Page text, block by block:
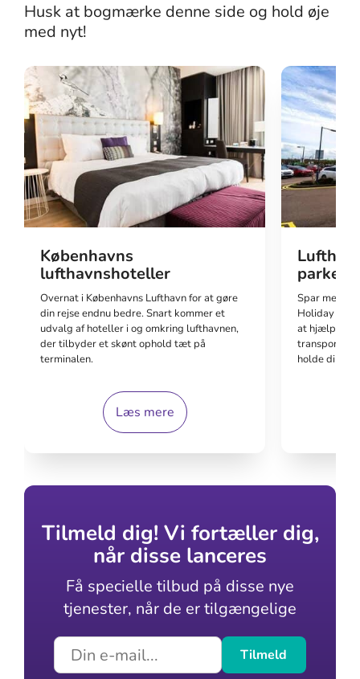
Husk at bogmærke denne side og hold øje
med nyt!
Københavns
lufthavnshoteller
Overnat i Københavns Lufthavn for at gøre
din rejse endnu bedre. Snart kommer et
udvalg af hoteller i og omkring lufthavnen,
der tilbyder et skønt ophold tæt på
terminalen.
Læs mere
Spar mere,
Holiday
at hjælpe
transportere
holde din bil
Tilmeld dig! Vi fortæller dig,
når disse lanceres
Få specielle tilbud på disse nye
tjenester, når de er tilgængelige
Tilmeld